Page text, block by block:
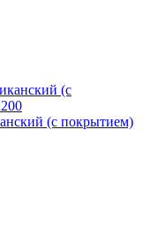
(с покрытием)